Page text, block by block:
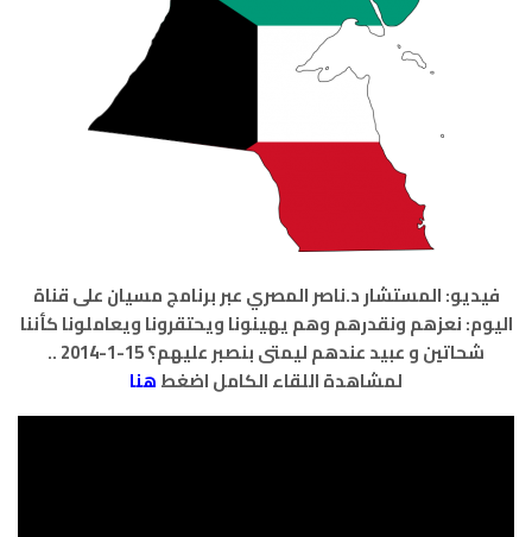
فيديو: المستشار د.ناصر المصري عبر برنامج مسيان على قناة
اليوم: نعزهم ونقدرهم وهم يهينونا ويحتقرونا ويعاملونا كأننا
شحاتين و عبيد عندهم ليمتى بنصبر عليهم؟
15-1-2014 ..
لمشاهدة اللقاء الكامل اضغطهنا